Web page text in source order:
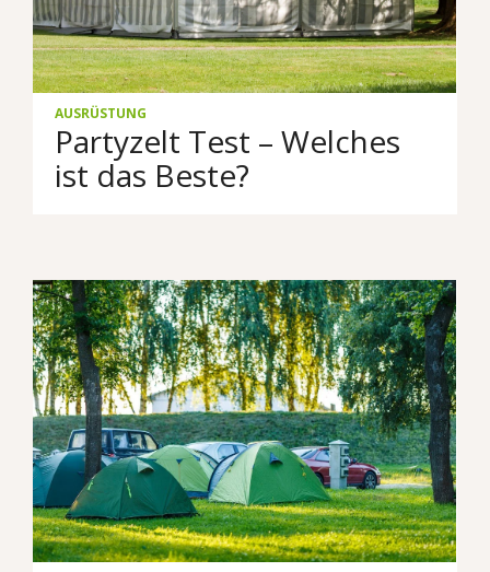
AUSRÜSTUNG
Partyzelt Test – Welches
ist das Beste?